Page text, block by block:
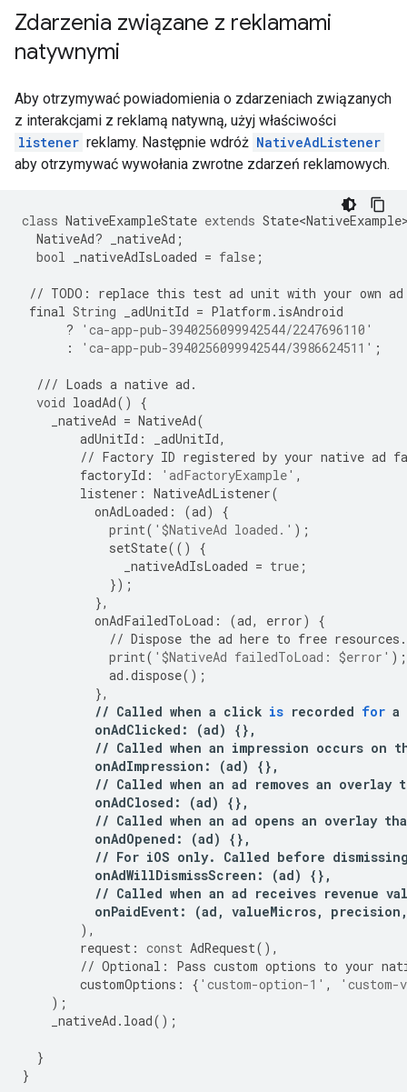
Zdarzenia związane z reklamami
natywnymi
Aby otrzymywać powiadomienia o zdarzeniach związanych
z interakcjami z reklamą natywną, użyj właściwości
listener reklamy. Następnie wdróż NativeAdListener
aby otrzymywać wywołania zwrotne zdarzeń reklamowych.
class NativeExampleState extends
NativeAd? _nativeAd ;
bool
_nativeAdIsLoaded = false ;
// TODO : replace this test ad unit with your own ad
final String _adUnitId = Platform . isAndroid
?
'ca-app-pub-3940256099942544/2247696110'
:
'ca-app-pub-3940256099942544/3986624511' ;
/// Loads a native ad .
void loadAd()
{
_nativeAd = NativeAd(
adUnitId : _adUnitId,
// Factory ID registered by your native ad
factoryId : 'adFactoryExample' ,
listener : NativeAdListener(
onAdLoaded : (ad)
{
print( '$NativeAd loaded.' );
setState(()
{
_nativeAdIsLoaded = true ;
});
},
onAdFailedToLoad : (ad, error)
{
// Dispose the ad here to free resources .
print( '$NativeAd failedToLoad: $error' );
ad .dispose();
},
// Called when a click is recorded for a
onAdClicked : (ad)
{},
// Called when an impression occurs on
onAdImpression : (ad)
{},
// Called when an ad removes an overlay
onAdClosed : (ad)
{},
// Called when an ad opens an overlay
onAdOpened : (ad)
{},
// For iOS only. Called before
onAdWillDismissScreen : (ad)
{},
// Called when an ad receives revenue
onPaidEvent: (ad , valueMicros, precision ,
),
request : const AdRequest(),
// Optional : Pass custom options to your
customOptions : { 'custom-option-1' ,
'custom-
);
_nativeAd . load();
}
}